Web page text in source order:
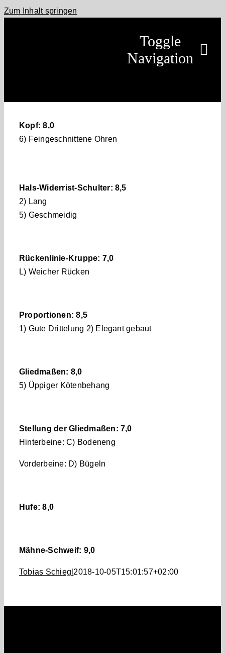
Zum Inhalt springen
Toggle
Navigation
Kopf: 8,0
6) Feingeschnittene Ohren
Hals-Widerrist-Schulter: 8,5
2) Lang
5) Geschmeidig
Rückenlinie-Kruppe: 7,0
L) Weicher Rücken
Proportionen: 8,5
1) Gute Drittelung 2) Elegant gebaut
Gliedmaßen: 8,0
5) Üppiger Kötenbehang
Stellung der Gliedmaßen: 7,0
Hinterbeine: C) Bodeneng
Vorderbeine: D) Bügeln
Hufe: 8,0
Mähne-Schweif: 9,0
Tobias Schiegl 2018-10-05T15:01:57+02:00